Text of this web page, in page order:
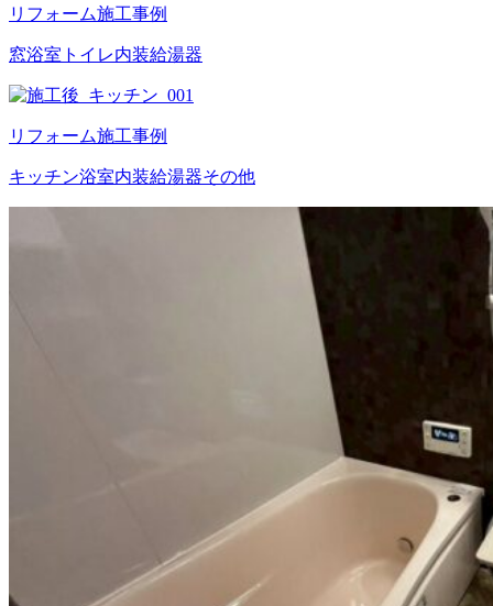
リフォーム施工事例
窓浴室 トイレ内装給湯器
リフォーム施工事例
キッチン浴室内装給湯器その他